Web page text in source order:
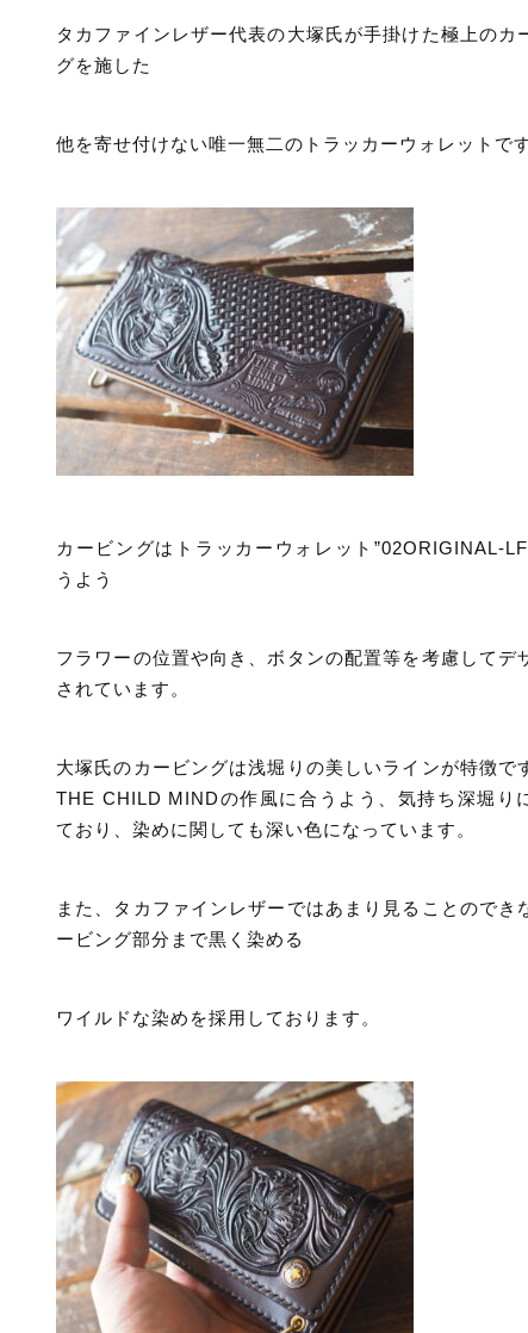
タカファインレザー代表の大塚氏が手掛けた極上のカ
グを施した
他を寄せ付けない唯一無二のトラッカーウォレットで
カービングはトラッカーウォレット”02ORIGINAL-
うよう
フラワーの位置や向き、ボタンの配置等を考慮してデ
されています。
大塚氏のカービングは浅堀りの美しいラインが特徴で
THE CHILD MINDの作風に合うよう、気持ち深堀り
ており、染めに関しても深い色になっています。
また、タカファインレザーではあまり見ることのでき
ービング部分まで黒く染める
ワイルドな染めを採用しております。